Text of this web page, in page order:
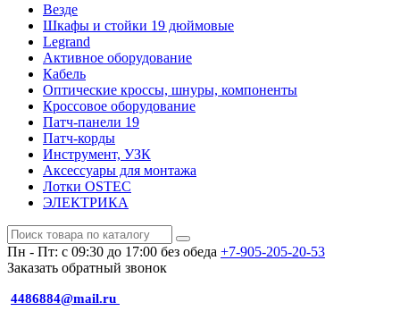
Везде
Шкафы и стойки 19 дюймовые
Legrand
Активное оборудование
Кабель
Оптические кроссы, шнуры, компоненты
Кроссовое оборудование
Патч-панели 19
Патч-корды
Инструмент, УЗК
Аксессуары для монтажа
Лотки OSTEC
ЭЛЕКТРИКА
Пн - Пт: с 09:30 до 17:00 без обеда +7-905-205-20-53
Заказать обратный звонок
4486884@mail.ru